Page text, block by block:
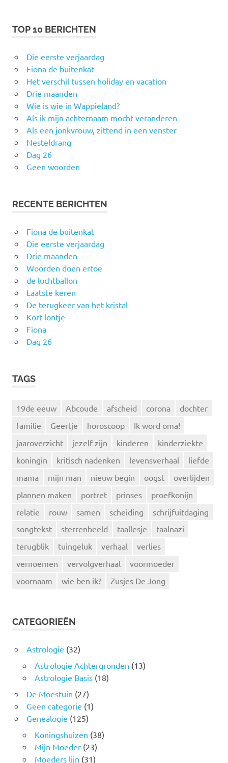
TOP 10 BERICHTEN
Die eerste verjaardag
Fiona de buitenkat
Het verschil tussen holiday en vacation
Drie maanden
Wie is wie in Wappieland?
Als ik mijn achternaam mocht veranderen
Als een jonkvrouw, zittend in een venster
Nesteldrang
Dag 26
Geen woorden
RECENTE BERICHTEN
Fiona de buitenkat
Die eerste verjaardag
Drie maanden
Woorden doen ertoe
de luchtballon
Laatste keren
De terugkeer van het kristal
Kort lontje
Fiona
Dag 26
TAGS
19de eeuw Abcoude afscheid corona
dochter
familie
Geertje horoscoop
Ik word oma!
jaaroverzicht
jezelf zijn kinderen
kinderziekte
koningin
kritisch nadenken levensverhaal
liefde
mama
mijn man nieuw begin oogst
overlijden
plannen maken
portret prinses
proefkonijn
relatie
rouw samen scheiding
schrijfuitdaging
songtekst
sterrenbeeld taallesje
taalnazi
terugblik
tuingeluk verhaal
verlies
vernoemen
vervolgverhaal
voormoeder
voornaam
wie ben ik? Zusjes De Jong
CATEGORIEËN
Astrologie (32)
Astrologie Achtergronden (13)
Astrologie Basis(18)
De Moestuin (27)
Geen categorie (1)
Genealogie (125)
Koningshuizen (38)
Mijn Moeder(23)
Moeders lijn (31)